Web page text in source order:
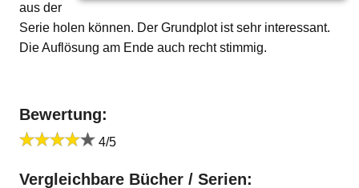
aus der
Serie holen können. Der Grundplot ist sehr interessant.
Die Auflösung am Ende auch recht stimmig.
Bewertung:
4/5
Vergleichbare Bücher / Serien: